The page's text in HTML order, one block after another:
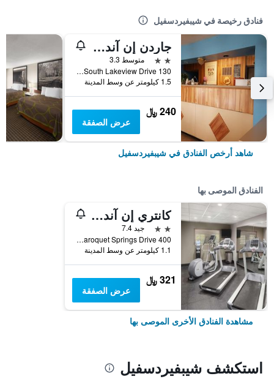
فنادق رخيصة في شيبفيردسفيل
جاردن إن آند إكستينديد ستاي شيفردسفيل / لويسفيل
2 نجمتين
متوسط 3.3
130 South Lakeview Drive, شيبفيردسفيل, KY, الولايات المتحدة الأميريكية
1.5 كيلومتر عن وسط المدينة
240 ﷼
عرض الصفقة
شاهد أرخص الفنادق في شيبفيردسفيل
الفنادق الموصى بها
كانتري إن آند سويتس باي راديسون، لويسفيل ساوث، كنتاكي
2 نجمتين
جيد 7.4
400 Paroquet Springs Drive, شيبفيردسفيل, KY, الولايات المتحدة الأميريكية
1.1 كيلومتر عن وسط المدينة
321 ﷼
عرض الصفقة
مشاهدة الفنادق الأخرى الموصى بها
استكشف شيبفيردسفيل